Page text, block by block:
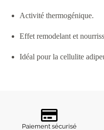
Activité thermogénique.
Effet remodelant et
Idéal pour la cellulite
Paiement sécurisé